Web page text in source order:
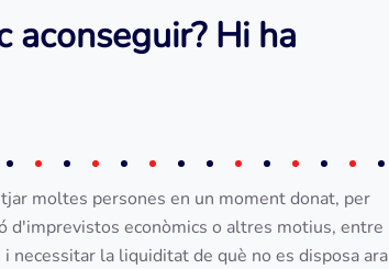
aconseguir? Hi ha
moltes persones en un moment donat, per
d'imprevistos econòmics o altres motius, entre
necessitar la liquiditat de què no es disposa ara